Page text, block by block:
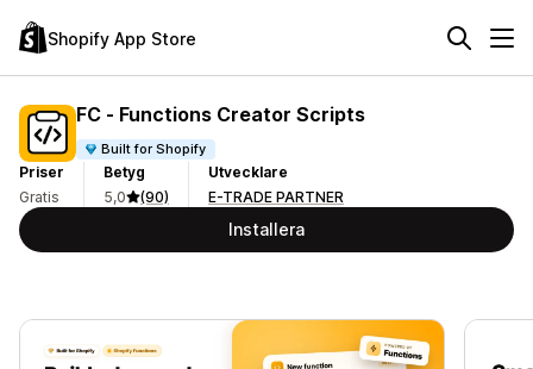
Shopify App Store
FC ‑ Functions Creator Scripts
Built for Shopify
Priser
Gratis
Betyg
5,0
(90)
Utvecklare
E-TRADE PARTNER
Installera